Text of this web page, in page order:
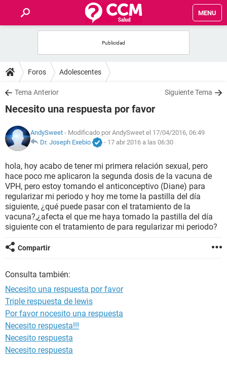
MENU
FOROS
SALUD
NUTRICIÓN
BIENESTAR
SEXUALIDAD
GLOSARIO
Foros Adolescentes
Tema Anterior Siguiente Tema
Necesito una respuesta por favor
AndySweet - Modificado por AndySweet el 17/04/2016, 06:49
Dr. Joseph Exebio
- 17 abr 2016 a las 06:30
hola, hoy acabo de tener mi primera relación sexual, pero
hace poco me aplicaron la segunda dosis de la vacuna de
VPH, pero estoy tomando el anticonceptivo (Diane) para
regularizar mi periodo y hoy me tome la pastilla del día
siguiente, ¿qué puede pasar con el tratamiento de la
vacuna?,¿afecta el que me haya tomado la pastilla del día
siguiente con el tratamiento de para regularizar mi periodo?
Compartir
Consulta también:
Necesito una respuesta por favor
Triple respuesta de lewis
Por favor nocesito una respuesta
Necesito respuesta!!!
Necesito respuesta
Necesito respuesta